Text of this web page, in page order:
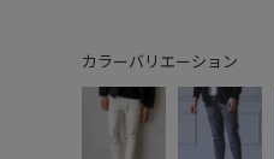
カラーバリエーション